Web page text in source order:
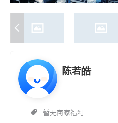
陈若皓
暂无商家福利